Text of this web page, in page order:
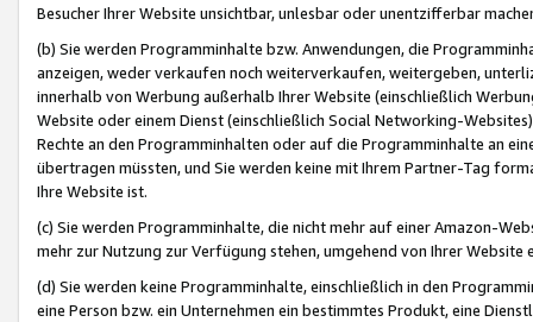
Besucher Ihrer Website unsichtbar, unlesbar oder unentzifferbar
(b) Sie werden Programminhalte bzw. Anwendungen, die
anzeigen, weder verkaufen noch weiterverkaufen, weitergeben,
innerhalb von Werbung außerhalb Ihrer Website (einschließlich
Website oder einem Dienst (einschließlich Social Networking-
Rechte an den Programminhalten oder auf die Programminhalte an
übertragen müssten, und Sie werden keine mit Ihrem Partner-Tag
Ihre Website ist.
(c) Sie werden Programminhalte, die nicht mehr auf einer Amazon-
mehr zur Nutzung zur Verfügung stehen, umgehend von Ihrer
(d) Sie werden keine Programminhalte, einschließlich in den
eine Person bzw. ein Unternehmen ein bestimmtes Produkt, eine